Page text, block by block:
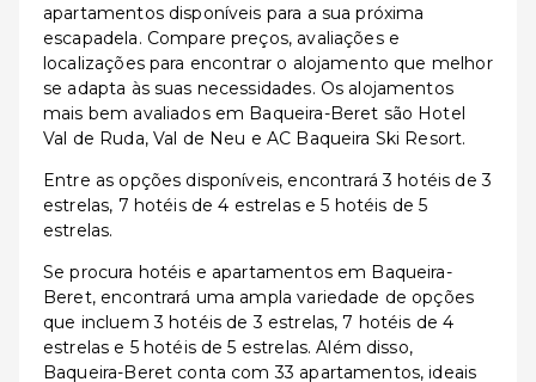
apartamentos disponíveis para a sua próxima
escapadela. Compare preços, avaliações e
localizações para encontrar o alojamento que melhor
se adapta às suas necessidades. Os alojamentos
mais bem avaliados em Baqueira-Beret são Hotel
Val de Ruda, Val de Neu e AC Baqueira Ski Resort.
Entre as opções disponíveis, encontrará 3 hotéis de 3
estrelas, 7 hotéis de 4 estrelas e 5 hotéis de 5
estrelas.
Se procura hotéis e apartamentos em Baqueira-
Beret, encontrará uma ampla variedade de opções
que incluem 3 hotéis de 3 estrelas, 7 hotéis de 4
estrelas e 5 hotéis de 5 estrelas. Além disso,
Baqueira-Beret conta com 33 apartamentos, ideais